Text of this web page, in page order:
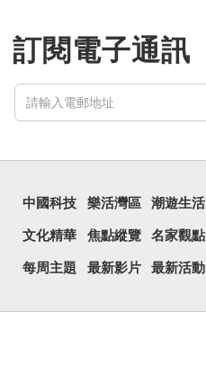
訂閱電子通訊
中國科技 樂活灣區 潮遊生活
文化精華 焦點縱覽 名家觀點
每周主題 最新影片 最新活動